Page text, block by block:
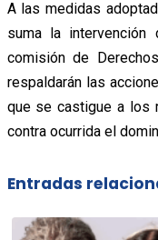
A las medidas
suma la
comisión de
respaldarán las
que se castigue a los
contra ocurrida el
Entradas